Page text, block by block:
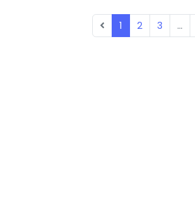
1 2 3 ...